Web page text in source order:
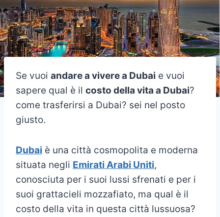
Se vuoi andare a vivere a Dubai e vuoi
sapere qual è il costo della vita a Dubai?
come trasferirsi a Dubai? sei nel posto
giusto.
Dubai è una città cosmopolita e moderna
situata negli Emirati Arabi Uniti,
conosciuta per i suoi lussi sfrenati e per i
suoi grattacieli mozzafiato, ma qual è il
costo della vita in questa città lussuosa?